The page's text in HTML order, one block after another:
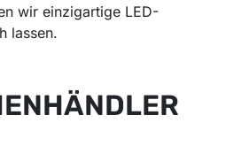
wir einzigartige LED-
lassen.